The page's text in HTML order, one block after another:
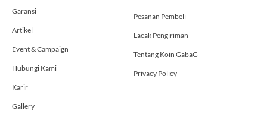
f
Garansi
Artikel
Event & Campaign
Hubungi Kami
Karir
Gallery
Pesanan Pembeli
Lacak Pengiriman
Tentang Koin GabaG
Privacy Policy